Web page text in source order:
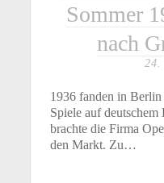
Sommer
nach
24.
1936 fanden in
Spiele auf
brachte die Firma
den Markt. Zu…